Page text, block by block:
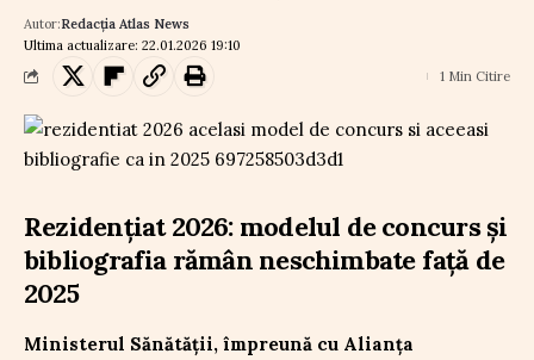
Ultima actualizare: 22.01.2026 19:10
Autor:Redacția Atlas News
1 Min Citire
Rezidențiat 2026: modelul de concurs și
bibliografia rămân neschimbate față de
2025
Ministerul Sănătății, împreună cu Alianța